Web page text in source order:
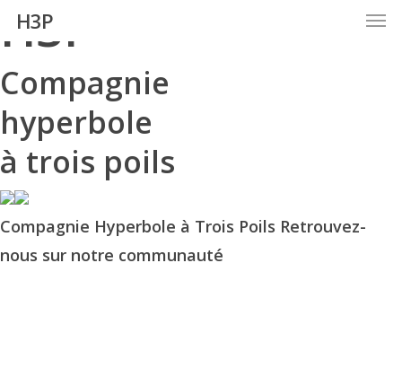
Skip
content
H3P
Compagnie
hyperbole
à trois poils
Compagnie Hyperbole à Trois Poils Retrouvez-
nous sur notre communauté
H3P